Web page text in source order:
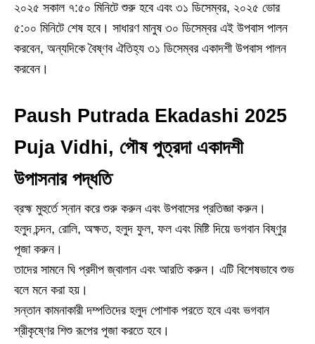
২০২৫ সকাল ৭:৫০ মিনিটে শুরু হবে এবং ৩১ ডিসেম্বর, ২০২৫ ভোর
৫:০০ মিনিটে শেষ হবে। সাধারণ মানুষ ৩০ ডিসেম্বর এই উপবাস পালন
করবেন, অন্যদিকে বৈষ্ণব ঐতিহ্য ৩১ ডিসেম্বর একাদশী উপবাস পালন
করবেন।
Paush Putrada Ekadashi 2025
Puja Vidhi, পৌষ পুত্রদা একাদশী
উপাসনার পদ্ধতি
ব্রহ্ম মুহুর্তে স্নান করে শুরু করুন এবং উপবাসের প্রতিজ্ঞা করুন।
হলুদ চন্দন, রোলি, অক্ষত, হলুদ ফুল, ফল এবং মিষ্টি দিয়ে ভগবান বিষ্ণুর
পূজা করুন।
তাদের সামনে ঘি প্রদীপ জ্বালান এবং আরতি করুন। এটি বিশেষভাবে শুভ
বলে মনে করা হয়।
সন্তান কামনাকারী দম্পতিদের হলুদ পোশাক পরতে হবে এবং ভগবান
শ্রীকৃষ্ণের শিশু রূপের পূজা করতে হবে।